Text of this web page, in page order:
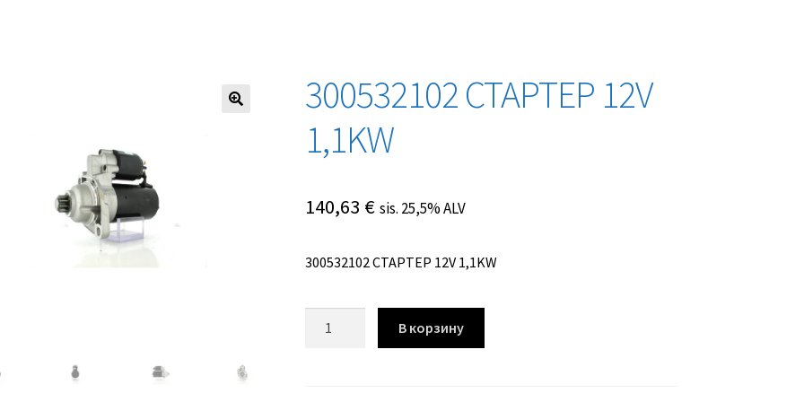
300532102 СТАРТЕР 12V
1,1KW
140,63 € sis. 25,5% ALV
300532102 СТАРТЕР 12V 1,1KW
В корзину